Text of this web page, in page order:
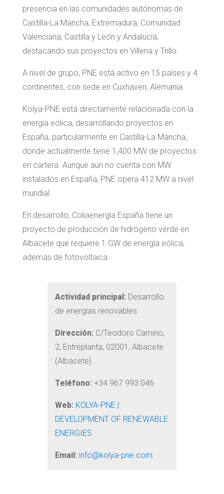
presencia en las comunidades autónomas de
Castilla-La Mancha, Extremadura, Comunidad
Valenciana, Castilla y León y Andalucía,
destacando sus proyectos en Villena y Trillo.
A nivel de grupo, PNE está activo en 15 países y 4
continentes, con sede en Cuxhaven, Alemania.
Kolya-PNE está directamente relacionada con la
energía eólica, desarrollando proyectos en
España, particularmente en Castilla-La Mancha,
donde actualmente tiene 1,400 MW de proyectos
en cartera. Aunque aún no cuenta con MW
instalados en España, PNE opera 412 MW a nivel
mundial.
En desarrollo, Coliaenergía España tiene un
proyecto de producción de hidrógeno verde en
Albacete que requiere 1 GW de energía eólica,
además de fotovoltaica.
Actividad principal: Desarrollo
de energías renovables
Dirección: C/Teodoro Camino,
2, Entreplanta, 02001, Albacete
(Albacete)
Teléfono: +34 967 993 046
Web: KOLYA-PNE |
DEVELOPMENT OF RENEWABLE
ENERGIES
Email: info@kolya-pne.com